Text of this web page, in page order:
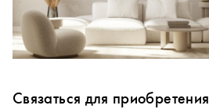
Связаться для приобретения